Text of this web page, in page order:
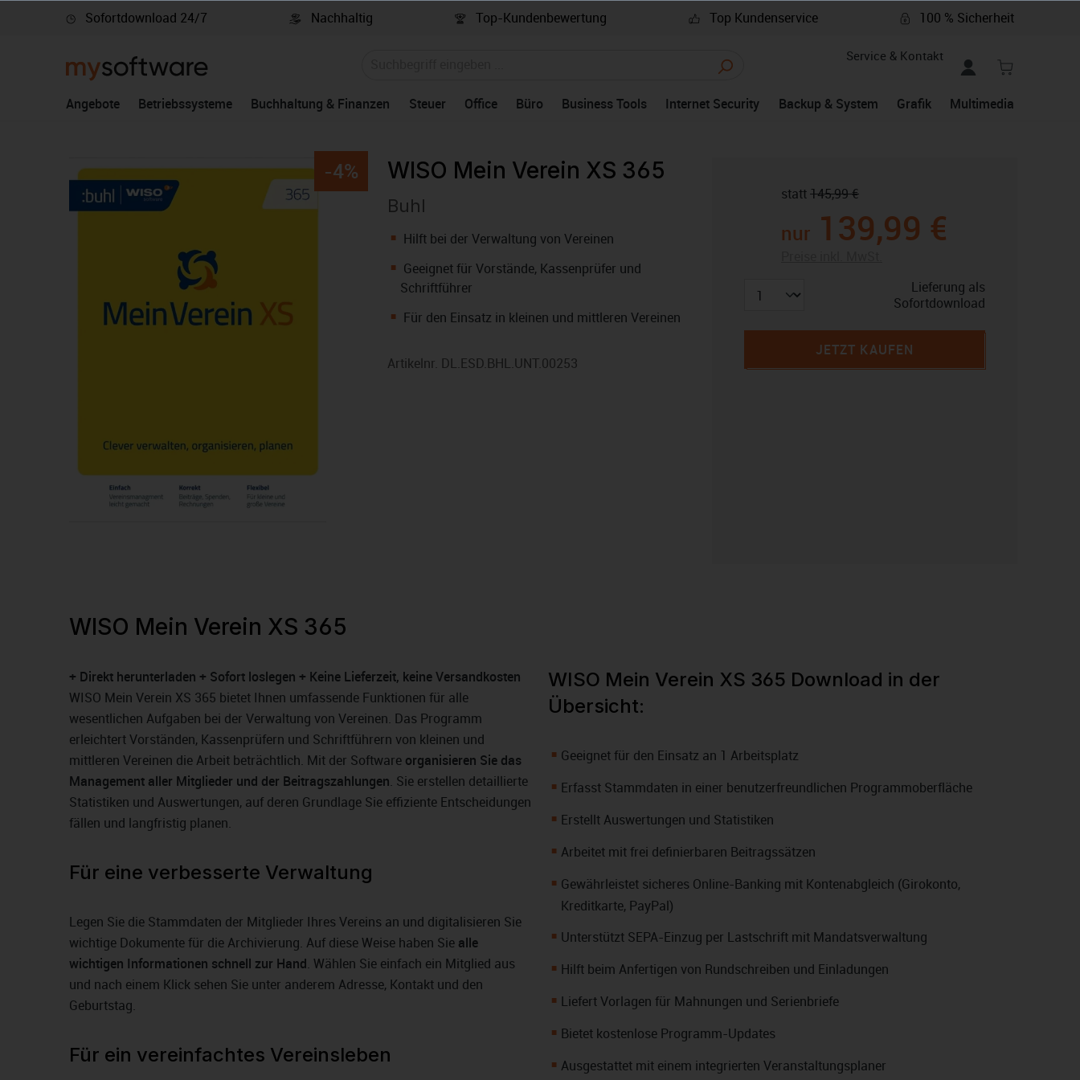
Zur Hauptnavigation springen
Sofortdownload 24/7 Nachhaltig Top-Kundenbewertung Top Kundenservice 100 % Sicherheit
Service & Kontakt
Angebote Betriebssysteme Buchhaltung & Finanzen Steuer Office Büro Business Tools Internet Security Backup & System Grafik Multimedia
-4% WISO Mein Verein XS 365
Buhl
Hilft bei der Verwaltung von Vereinen
Geeignet für Vorstände, Kassenprüfer und
Schriftführer
Für den Einsatz in kleinen und mittleren Vereinen
Artikelnr. DL.ESD.BHL.UNT.00253
nur 139,99 €
statt145,99 €
Lieferung als
Sofortdownload
JETZT KAUFEN
WISO Mein Verein XS 365
+ Direkt herunterladen + Sofort loslegen + Keine Lieferzeit, keine Versandkosten
WISO Mein Verein XS 365 bietet Ihnen umfassende Funktionen für alle
wesentlichen Aufgaben bei der Verwaltung von Vereinen. Das Programm
erleichtert Vorständen, Kassenprüfern und Schriftführern von kleinen und
mittleren Vereinen die Arbeit beträchtlich. Mit der Software organisieren Sie das
Management aller Mitglieder und der Beitragszahlungen. Sie erstellen detaillierte
Statistiken und Auswertungen, auf deren Grundlage Sie effiziente Entscheidungen
fällen und langfristig planen.
Für eine verbesserte Verwaltung
Legen Sie die Stammdaten der Mitglieder Ihres Vereins an und digitalisieren Sie
wichtige Dokumente für die Archivierung. Auf diese Weise haben Sie alle
wichtigen Informationen schnell zur Hand. Wählen Sie einfach ein Mitglied aus
und nach einem Klick sehen Sie unter anderem Adresse, Kontakt und den
Geburtstag.
Für ein vereinfachtes Vereinsleben
WISO Mein Verein XS 365 Download in der
Übersicht:
Geeignet für den Einsatz an 1 Arbeitsplatz
Erfasst Stammdaten in einer benutzerfreundlichen Programmoberfläche
Erstellt Auswertungen und Statistiken
Arbeitet mit frei definierbaren Beitragssätzen
Gewährleistet sicheres Online-Banking mit Kontenabgleich (Girokonto,
Kreditkarte, PayPal)
Unterstützt SEPA-Einzug per Lastschrift mit Mandatsverwaltung
Hilft beim Anfertigen von Rundschreiben und Einladungen
Liefert Vorlagen für Mahnungen und Serienbriefe
Bietet kostenlose Programm-Updates
Ausgestattet mit einem integrierten Veranstaltungsplaner